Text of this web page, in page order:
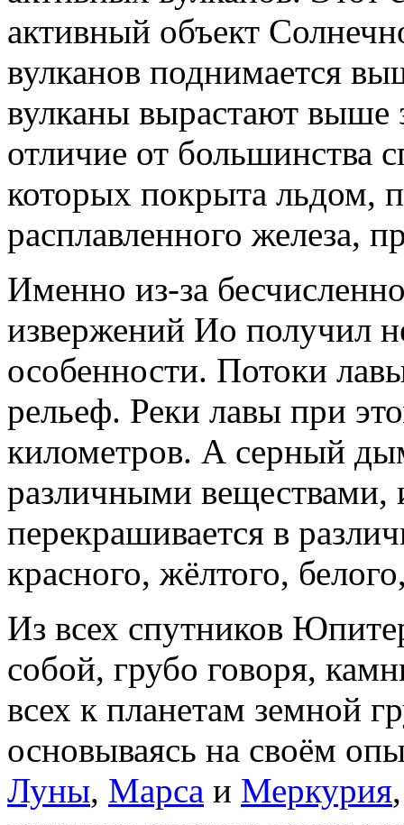
активный объект
вулканов поднимается
вулканы вырастают
отличие от большинства
которых покрыта льдом,
расплавленного железа,
Именно из-за
извержений Ио получил
особенности. Потоки
рельеф. Реки лавы при
километров. А серный
различными веществами,
перекрашивается в
красного, жёлтого,
Из всех спутников
собой, грубо говоря,
всех к планетам земной
основываясь на своём
Луны, Марса и Меркурия